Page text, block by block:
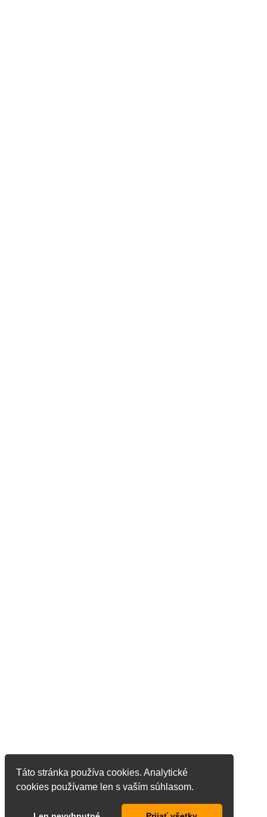
Táto stránka používa cookies. Analytické
cookies používame len s vaším súhlasom.